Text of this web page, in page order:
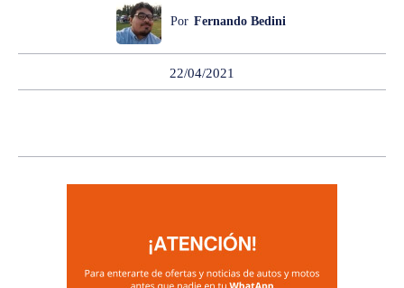
Por Fernando Bedini
22/04/2021